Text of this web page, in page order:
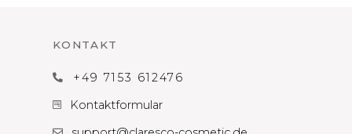
KONTAKT
 +49 7153 612476
 Kontaktformular
